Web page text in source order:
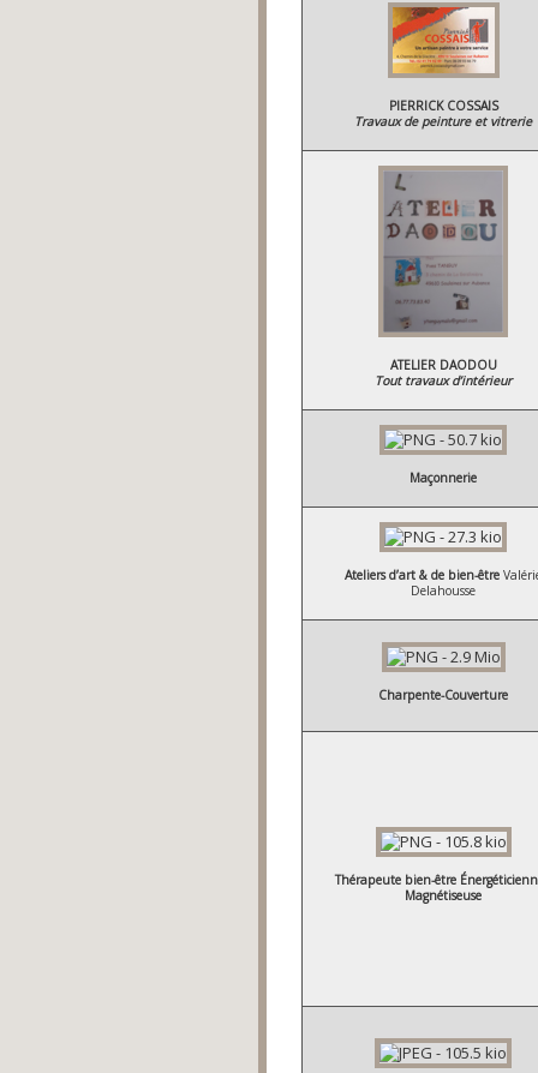
PIERRICK COSSAIS
Travaux de peinture et vitrerie
ATELIER DAODOU
Tout travaux d’intérieur
Maçonnerie
Ateliers d’art & de bien-être
Delahousse
Charpente-Couverture
Thérapeute bien-être
Magnétiseuse